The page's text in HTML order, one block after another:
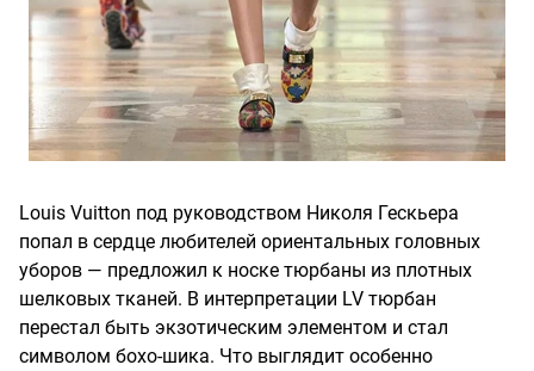
Louis Vuitton под руководством Николя Гескьера
попал в сердце любителей ориентальных головных
уборов — предложил к носке тюрбаны из плотных
шелковых тканей. В интерпретации LV тюрбан
перестал быть экзотическим элементом и стал
символом бохо-шика. Что выглядит особенно